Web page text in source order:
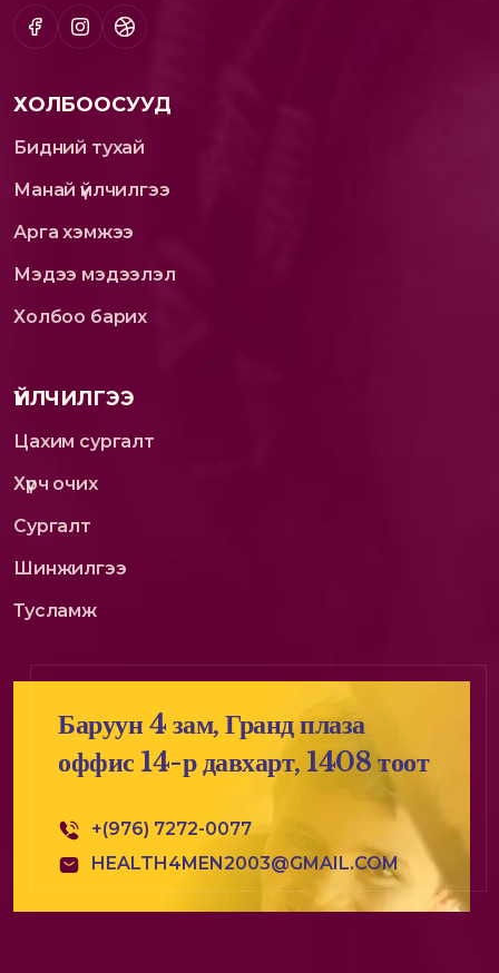
ХОЛБООСУУД
Бидний тухай
Манай үйлчилгээ
Арга хэмжээ
Мэдээ мэдээлэл
Холбоо барих
ҮЙЛЧИЛГЭЭ
Цахим сургалт
Хүрч очих
Сургалт
Шинжилгээ
Тусламж
Баруун 4 зам, Гранд плаза
оффис 14-р давхарт, 1408 тоот
+(976) 7272-0077
HEALTH4MEN2003@GMAIL.COM